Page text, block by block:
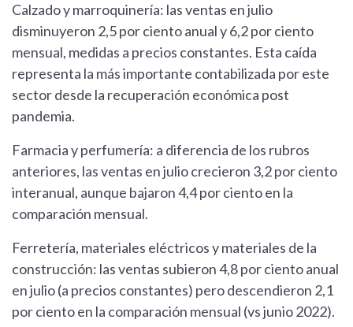
Calzado y marroquinería: las ventas en julio
disminuyeron 2,5 por ciento anual y 6,2 por ciento
mensual, medidas a precios constantes. Esta caída
representa la más importante contabilizada por este
sector desde la recuperación económica post
pandemia.
Farmacia y perfumería: a diferencia de los rubros
anteriores, las ventas en julio crecieron 3,2 por ciento
interanual, aunque bajaron 4,4 por ciento en la
comparación mensual.
Ferretería, materiales eléctricos y materiales de la
construcción: las ventas subieron 4,8 por ciento anual
en julio (a precios constantes) pero descendieron 2,1
por ciento en la comparación mensual (vs junio 2022).